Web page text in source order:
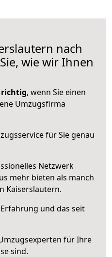
nach
wie wir Ihnen
richtig, wenn Sie einen
Umzugsfirma
für Sie genau
Netzwerk
mehr bieten als manch
Kaiserslautern.
Erfahrung und das seit
für Ihre
sind.